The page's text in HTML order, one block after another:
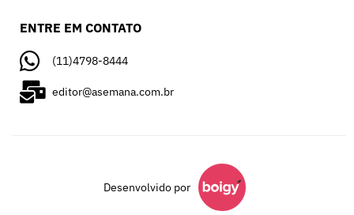
ENTRE EM CONTATO
(11)4798-8444
editor@asemana.com.br
Desenvolvido por